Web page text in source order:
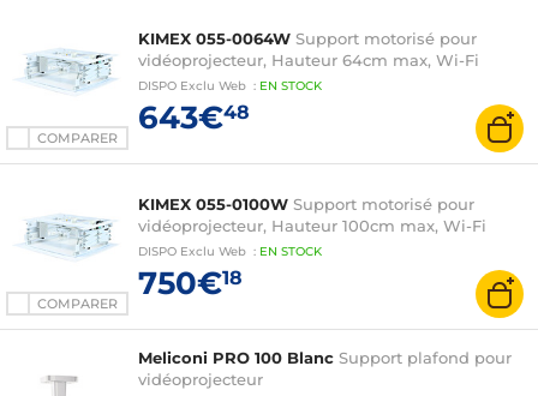
COMPARER
KIMEX 055-0064W Support motorisé pour
vidéoprojecteur, Hauteur 64cm max, Wi-Fi
DISPO Exclu Web : EN STOCK
643€48
COMPARER
KIMEX 055-0100W Support motorisé pour
vidéoprojecteur, Hauteur 100cm max, Wi-Fi
DISPO Exclu Web : EN STOCK
750€18
Meliconi PRO 100 Blanc Support plafond pour
vidéoprojecteur